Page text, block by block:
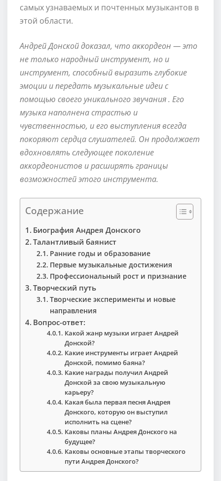
самых узнаваемых и почтенных музыкантов в
этой области.
Андрей Донской доказал, что аккордеон — это
не только народный инструмент, но и
инструмент, способный выразить глубокие
эмоции и передать музыкальные идеи с
помощью своего уникального звучания . Его
музыка наполнена страстью и
чувственностью, и его выступления всегда
покоряют сердца слушателей. Он продолжает
вдохновлять следующее поколение
аккордеонистов и расширять границы
возможностей этого инструмента.
Содержание
Биография Андрея Донского
Талантливый баянист
Ранние годы и образование
Первые музыкальные достижения
Профессиональный рост и признание
Творческий путь
Творческие эксперименты и новые
направления
Вопрос-ответ:
Какой жанр музыки играет Андрей
Донской?
Какие инструменты играет Андрей
Донской, помимо баяна?
Какие награды получил Андрей
Донской за свою музыкальную
карьеру?
Какая была первая песня Андрея
Донского, которую он выступил
исполнить на сцене?
Каковы планы Андрея Донского на
будущее?
Каковы основные этапы творческого
пути Андрея Донского?